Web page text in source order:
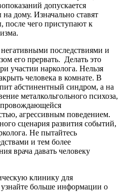
допускается
дому. Изначально ставят
чего приступают к
последствиями и
его прервать. Делать это
участии нарколога. Нельзя
человека в комнате. В
абстинентный синдром, а на
металкольгольного психоза,
агрессивным поведением.
сценария развития событий,
Не пытайтесь
и тем более
врача давать человеку
клинику для
больше информации о